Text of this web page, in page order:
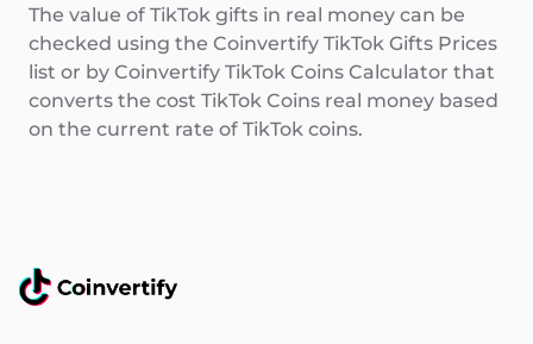
The value of TikTok gifts in real money can be
checked using the Coinvertify TikTok Gifts Prices
list or by Coinvertify TikTok Coins Calculator that
converts the cost TikTok Coins real money based
on the current rate of TikTok coins.